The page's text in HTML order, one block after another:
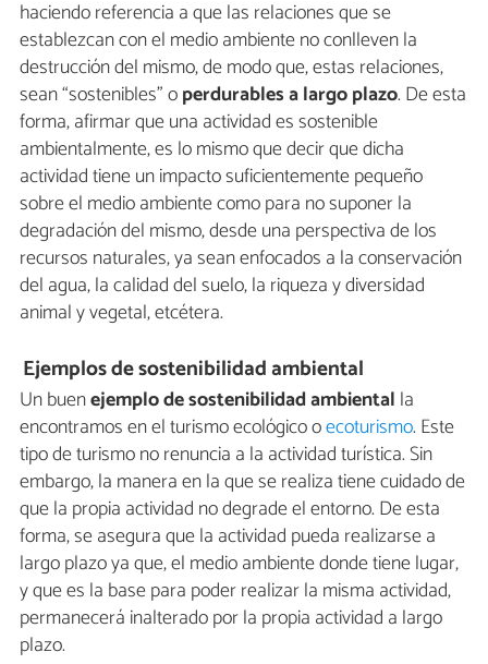
haciendo referencia a que las relaciones que se
establezcan con el medio ambiente no conlleven la
destrucción del mismo, de modo que, estas relaciones,
sean “sostenibles” operdurables a largo plazo. De esta
forma, afirmar que una actividad es sostenible
ambientalmente, es lo mismo que decir que dicha
actividad tiene un impacto suficientemente pequeño
sobre el medio ambiente como para no suponer la
degradación del mismo, desde una perspectiva de los
recursos naturales, ya sean enfocados a la conservación
del agua, la calidad del suelo, la riqueza y diversidad
animal y vegetal, etcétera.
Ejemplos de sostenibilidad ambiental
Un buenejemplo de sostenibilidad ambiental la
encontramos en el turismo ecológico oecoturismo. Este
tipo de turismo no renuncia a la actividad turística. Sin
embargo, la manera en la que se realiza tiene cuidado de
que la propia actividad no degrade el entorno. De esta
forma, se asegura que la actividad pueda realizarse a
largo plazo ya que, el medio ambiente donde tiene lugar,
y que es la base para poder realizar la misma actividad,
permanecerá inalterado por la propia actividad a largo
plazo.